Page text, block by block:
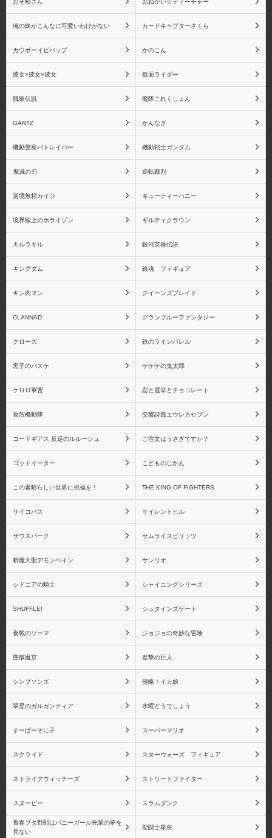
猗窩座
鬼滅の刃 バンプレスト
シリーズ
鬼滅の刃 Figuarts mini シ
鬼滅の刃 フィギュアー
ツZERO シリーズ
虎杖悠仁 伏黒恵
五条悟
(一番くじ)
魔法少女まどか☆マギ
カ RAHシリーズ
魔法少女まどか☆マギカ
Figuarts miniシリーズ
シャイニングシリーズ シャイニング・アーク
シャイニングウィンド
シャイニング・ティアー
ズ
シャイニング・ハーツ
シャイニング・フォー
ス・フェザー
シャイニングブレイド
シャイニング・レゾナン
ス
ペルソナシリーズ
おそ松さん おねがい☆ティーチャー
俺の妹がこんなに可愛いわけがない カードキャプターさくら
カウボーイビバップ かのこん
彼女×彼女×彼女 仮面ライダー
餓狼伝説 艦隊これくしょん
GANTZ かんなぎ
機動警察パトレイバー 機動戦士ガンダム
鬼滅の刃 逆転裁判
逆境無頼カイジ キューティーハニー
境界線上のホライゾン ギルティクラウン
キルラキル 銀河英雄伝説
キングダム 銀魂 フィギュア
キン肉マン クイーンズブレイド
CLANNAD グランブルーファンタジー
クローズ 鉄のラインバレル
黒子のバスケ ゲゲゲの鬼太郎
ケロロ軍曹 恋と選挙とチョコレート
攻殻機動隊 交響詩篇エウレカセブン
コードギアス 反逆のルルーシュ ご注文はうさぎですか？
ゴッドイーター こどものじかん
この素晴らしい世界に祝福を！ THE KING OF FIGHTERS
サイコパス サイレントヒル
サウスパーク サムライスピリッツ
斬魔大聖デモンベイン サンリオ
シドニアの騎士 シャイニングシリーズ
SHUFFLE! シュタインズゲート
食戟のソーマ ジョジョの奇妙な冒険
塵骸魔京 進撃の巨人
シンプソンズ 侵略！イカ娘
翠星のガルガンティア 水曜どうでしょう
すーぱーそに子 スーパーマリオ
スクライド スターウォーズ フィギュア
ストライクウィッチーズ ストリートファイター
スヌーピー スラムダンク
青春ブタ野郎はバニーガール先輩の夢を
見ない
聖闘士星矢